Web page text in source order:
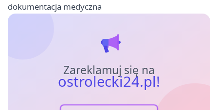
dokumentacja medyczna
Zareklamuj się na
ostrolecki24.pl!